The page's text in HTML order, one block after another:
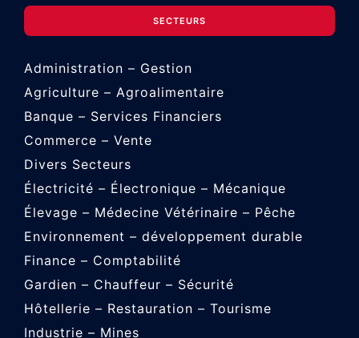
SECTEURS
Administration – Gestion
Agriculture – Agroalimentaire
Banque – Services Financiers
Commerce – Vente
Divers Secteurs
Électricité – Électronique – Mécanique
Élevage – Médecine Vétérinaire – Pêche
Environnement – développement durable
Finance – Comptabilité
Gardien – Chauffeur – Sécurité
Hôtellerie – Restauration – Tourisme
Industrie – Mines